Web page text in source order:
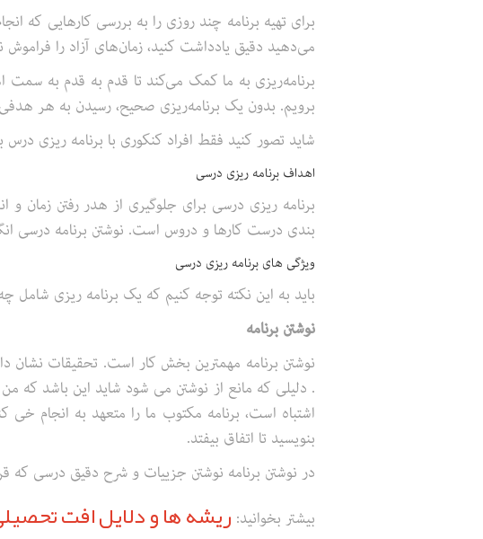
برای تهیه برنامه چند روزی را به بررسی کارهایی که
می‌دهید دقیق یادداشت کنید، زمان‌های آزاد را فراموش
برنامه‌ریزی به ما کمک می‌کند تا قدم به قدم به سمت
برویم. بدون یک برنامه‌ریزی صحیح، رسیدن به هر هدفی
شاید تصور کنید فقط افراد کنکوری با برنامه ریزی درس
اهداف برنامه ریزی درسی
برنامه ریزی درسی برای جلوگیری از هدر رفتن
بندی درست کارها و دروس است. نوشتن برنامه درسی
ویژگی های برنامه ریزی درسی
باید به این نکته توجه کنیم که یک برنامه ریزی
نوشتن برنامه
نوشتن برنامه مهمترین بخش کار است. تحقیقات نشان
. دلیلی که مانع از نوشتن می شود شاید این باشد که
اشتباه است، برنامه مکتوب ما را متعهد به انجام
بنویسید تا اتفاق بیفتد.
در نوشتن برنامه نوشتن جزییات و شرح دقیق درسی که
بیشتر بخوانید: ریشه ها و دلایل افت